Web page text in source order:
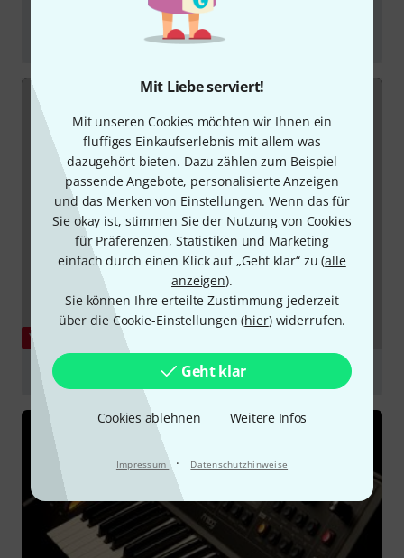
Mit Liebe serviert!
Mit unseren Cookies möchten wir Ihnen ein
fluffiges Einkaufserlebnis mit allem was
dazugehört bieten. Dazu zählen zum Beispiel
passende Angebote, personalisierte Anzeigen
und das Merken von Einstellungen. Wenn das für
Sie okay ist, stimmen Sie der Nutzung von Cookies
für Präferenzen, Statistiken und Marketing
einfach durch einen Klick auf „Geht klar“ zu (alle
anzeigen).
Sie können Ihre erteilte Zustimmung jederzeit
über die Cookie-Einstellungen (hier) widerrufen.
Geht klar
Cookies ablehnen Weitere Infos
Impressum · Datenschutzhinweise
Roland Boutique JX-08 Synthesizer: Overview and
YOUTUBE
Roland JX-08 vs JX-8P | There will be blood...